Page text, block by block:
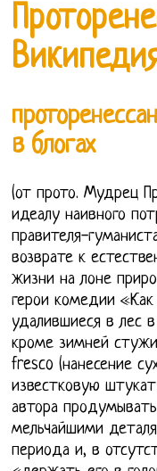
в блогах
(от прото. Мудрец
идеалу наивного
правителя-
возврате к
жизни на лоне
герои комедии
удалившиеся в лес
кроме зимней
fresco (нанесение
известковую
автора
мельчайшими
периода и, в